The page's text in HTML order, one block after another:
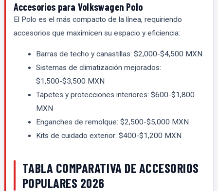
Accesorios para Volkswagen Polo
El Polo es el más compacto de la línea, requiriendo
accesorios que maximicen su espacio y eficiencia:
Barras de techo y canastillas: $2,000-$4,500 MXN
Sistemas de climatización mejorados:
$1,500-$3,500 MXN
Tapetes y protecciones interiores: $600-$1,800
MXN
Enganches de remolque: $2,500-$5,000 MXN
Kits de cuidado exterior: $400-$1,200 MXN
TABLA COMPARATIVA DE ACCESORIOS
POPULARES 2026